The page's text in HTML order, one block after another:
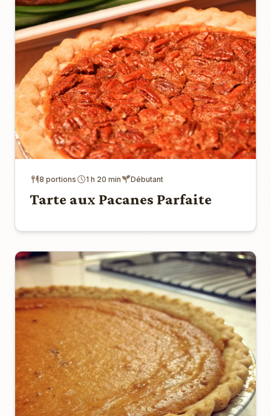
8 portions 1 h 20 min Débutant
Tarte aux Pacanes Parfaite